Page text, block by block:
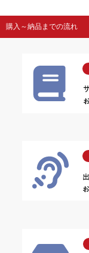
購入～納品までの流れ